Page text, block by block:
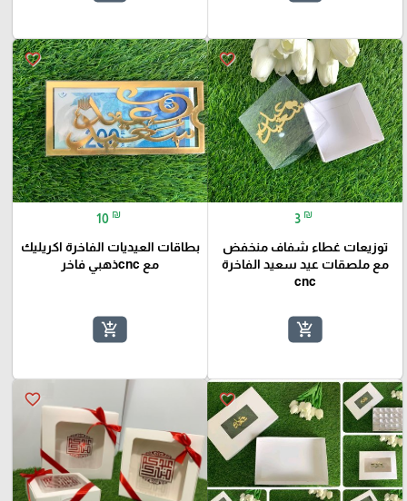
favorite_border
3 ₪
توزيعات غطاء شفاف منخفض
مع ملصقات عيد سعيد الفاخرة
cnc
add_shopping_cart
favorite_border
10 ₪
بطاقات العيديات الفاخرة اكريليك
مع cncذهبي فاخر
add_shopping_cart
favorite_border
favorite_border